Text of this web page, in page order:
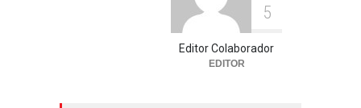
5
Editor Colaborador
EDITOR